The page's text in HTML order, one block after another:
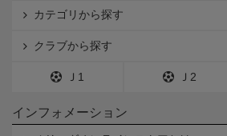
カテゴリから探す
クラブから探す
Ｊ1 Ｊ2
インフォメーション